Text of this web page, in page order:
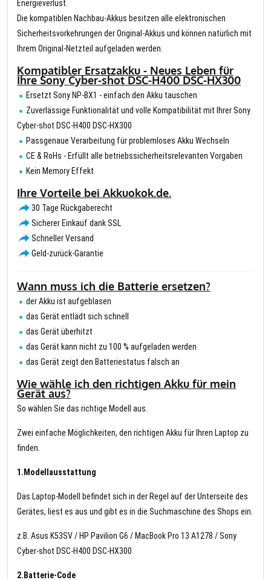
Energieverlust.
Die kompatiblen Nachbau-Akkus besitzen alle elektronischen
Sicherheitsvorkehrungen der Original-Akkus und können natürlich mit
Ihrem Original-Netzteil aufgeladen werden.
Kompatibler Ersatzakku - Neues Leben für
Ihre Sony Cyber-shot DSC-H400 DSC-HX300
Ersetzt Sony NP-BX1 - einfach den Akku tauschen
Zuverlässige Funktionalität und volle Kompatibilität mit Ihrer Sony
Cyber-shot DSC-H400 DSC-HX300
Passgenaue Verarbeitung für problemloses Akku Wechseln
CE & RoHs - Erfüllt alle betriebssicherheitsrelevanten Vorgaben
Kein Memory Effekt
Ihre Vorteile bei Akkuokok.de.
30 Tage Rückgaberecht
Sicherer Einkauf dank SSL
Schneller Versand
Geld-zurück-Garantie
Wann muss ich die Batterie ersetzen?
der Akku ist aufgeblasen
das Gerät entlädt sich schnell
das Gerät überhitzt
das Gerät kann nicht zu 100 % aufgeladen werden
das Gerät zeigt den Batteriestatus falsch an
Wie wähle ich den richtigen Akku für mein
Gerät aus?
So wählen Sie das richtige Modell aus.
Zwei einfache Möglichkeiten, den richtigen Akku für Ihren Laptop zu
finden.
1.Modellausstattung
Das Laptop-Modell befindet sich in der Regel auf der Unterseite des
Gerätes, liest es aus und gibt es in die Suchmaschine des Shops ein.
z.B. Asus K53SV / HP Pavilion G6 / MacBook Pro 13 A1278 / Sony
Cyber-shot DSC-H400 DSC-HX300
2.Batterie-Code